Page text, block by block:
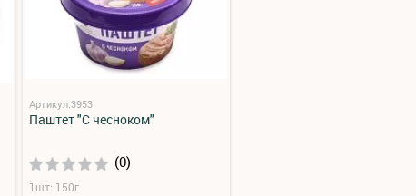
Артикул:3953
Паштет "С чесноком"
(0)
1шт: 150г.